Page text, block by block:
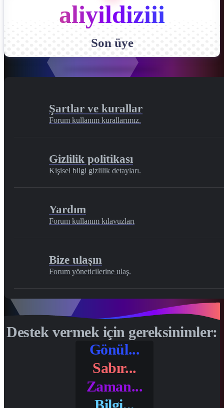
aliyildiziii
Son üye
Şartlar ve kurallar
Forum kullanım kurallarımız.
Gizlilik politikası
Kişisel bilgi gizlilik detayları.
Yardım
Forum kullanım kılavuzları
Bize ulaşın
Forum yöneticilerine ulaş.
Destek vermek için gereksinimler:
Gönül...
Sabır...
Zaman...